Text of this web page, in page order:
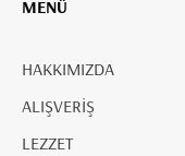
MENÜ
HAKKIMIZDA
ALIŞVERİŞ
LEZZET